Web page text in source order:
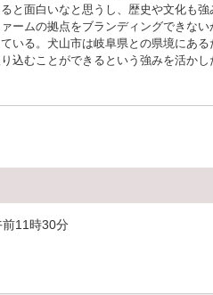
と面白いなと思うし、歴史や文化も強
ームの拠点をブランディングできない
いる。犬山市は岐阜県との県境にある
込むことができるという強みを活かし
11時30分